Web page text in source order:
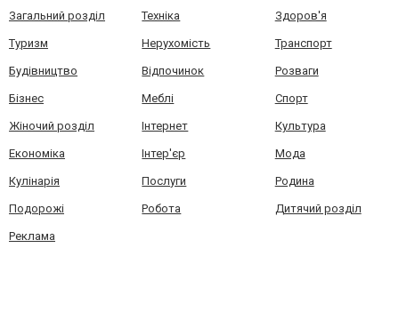
Загальний розділ Техніка Здоров'я
Туризм Нерухомість Транспорт
Будівництво Відпочинок Розваги
Бізнес Меблі Спорт
Жіночий розділ Інтернет Культура
Економіка Інтер'єр Мода
Кулінарія Послуги Родина
Подорожі Робота Дитячий розділ
Реклама